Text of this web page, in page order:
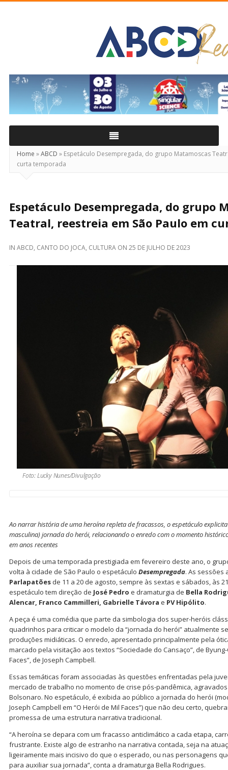
Real
Home »ABCD » Espetáculo Desempregada, do grupo Matamoscas
curta temporada
Espetáculo Desempregada, do grupo
Teatral, reestreia em São Paulo em
IN ABCD, CANTO DO JOCA, CULTURA ON 25 DE JULHO DE 2023
Foto: Lucky Nunes/Divulgação
Ao narrar história de uma heroína repleta de fracassos, o espetáculo
masculina) jornada do herói, relacionando o enredo com o momento
em anos recentes
Depois de uma temporada prestigiada em fevereiro deste ano, o
volta à cidade de São Paulo o espetáculo Desempregada. As sessões
Parlapatões de 11 a 20 de agosto, sempre às sextas e sábados, às
espetáculo tem direção de José Pedro e dramaturgia de Bella
Alencar, Franco Cammilleri, Gabrielle Távora e PV Hipólito.
A peça é uma comédia que parte da simbologia dos super-heróis
quadrinhos para criticar o modelo da “jornada do herói” atualmente
produções midiáticas. O enredo, apresentado principalmente pela
marcado pela visitação aos textos “Sociedade do Cansaço”, de
Faces”, de Joseph Campbell.
Essas temáticas foram associadas às questões enfrentadas pela
mercado de trabalho no momento de crise pós-pandêmica,
Bolsonaro. No espetáculo, é exibida ao público a jornada do herói
Joseph Campbell em “O Herói de Mil Faces”) que não deu certo,
promessa de uma estrutura narrativa tradicional.
“A heroína se depara com um fracasso anticlimático a cada etapa,
frustrante. Existe algo de estranho na narrativa contada, seja na
ligeiramente mais incisivo do que o esperado, ou nas personagens
para auxiliar sua jornada”, conta a dramaturga Bella Rodrigues.